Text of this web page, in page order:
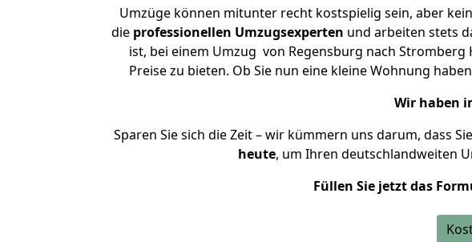
Umzüge können mitunter recht kostspielig sein, aber
die professionellen Umzugsexperten und arbeiten stets
ist, bei einem Umzug von Regensburg nach
Preise zu bieten. Ob Sie nun eine kleine Wohnung
Wir haben
Sparen Sie sich die Zeit – wir kümmern uns darum, dass
heute, um Ihren deutschlandweiten
Füllen Sie jetzt das